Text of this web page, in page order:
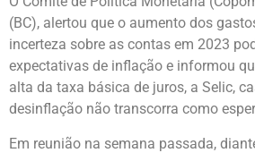
(BC), alertou que o aumento dos
incerteza sobre as contas em 2023
expectativas de inflação e informou
alta da taxa básica de juros, a Selic,
desinflação não transcorra como
Em reunião na semana passada,